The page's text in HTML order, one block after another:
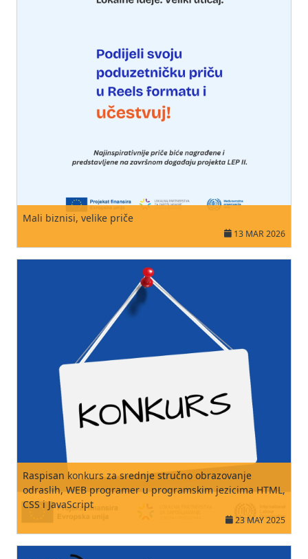
Mali biznisi, velike priče
13 MAR 2026
Raspisan konkurs za srednje stručno obrazovanje
odraslih, WEB programer u programskim jezicima HTML,
CSS i JavaScript
23 MAY 2025